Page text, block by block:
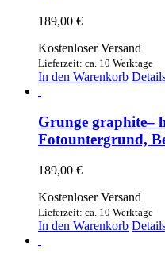
189,00 €
Kostenloser Versand
Lieferzeit: ca. 10 Werktage
In den Warenkorb
Grunge graphite–
Fotountergrund,
189,00 €
Kostenloser Versand
Lieferzeit: ca. 10 Werktage
In den Warenkorb